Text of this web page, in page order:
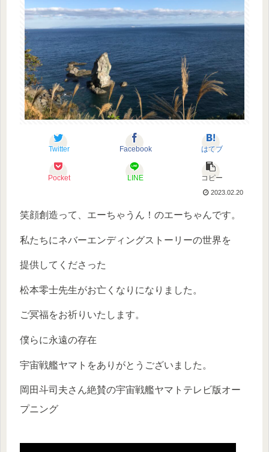
Twitter Facebook はてブ
Pocket LINE コピー
2023.02.20
笑顔創造って、エーちゃうん！のエーちゃんです。
私たちにネバーエンディングストーリーの世界を
提供してくださった
松本零士先生がお亡くなりになりました。
ご冥福をお祈りいたします。
僕らに永遠の存在
宇宙戦艦ヤマトをありがとうございました。
岡田斗司夫さん絶賛の宇宙戦艦ヤマトテレビ版オー
プニング